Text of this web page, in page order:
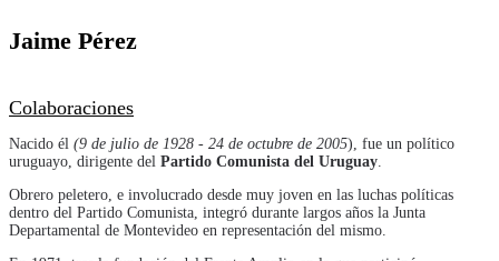
Jaime Pérez
Colaboraciones
Nacido él (9 de julio de 1928 - 24 de octubre de 2005), fue un político
uruguayo, dirigente del Partido Comunista del Uruguay
Obrero peletero, e involucrado desde muy joven en las luchas políticas
dentro del Partido Comunista, integró durante largos años la Junta
Departamental de Montevideo en representación del mismo.